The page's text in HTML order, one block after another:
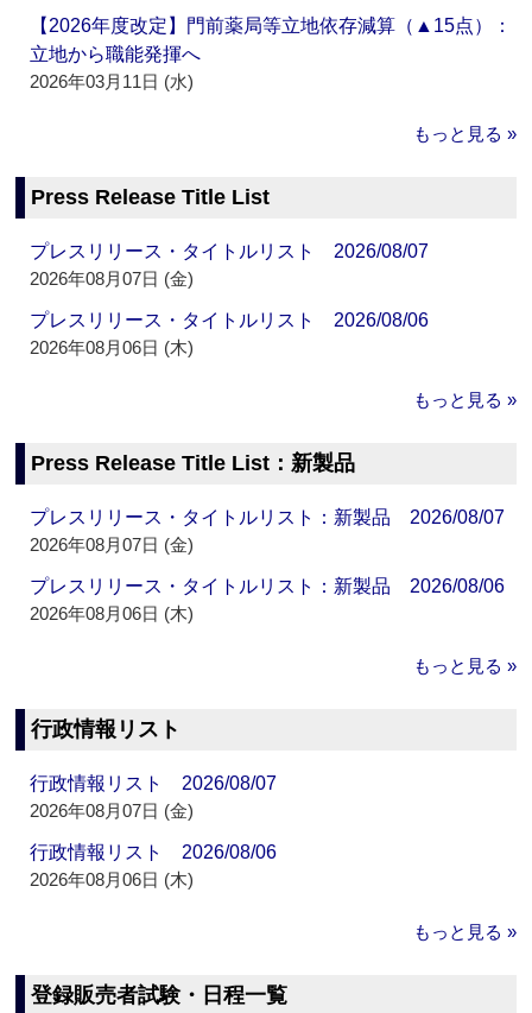
【2026年度改定】門前薬局等立地依存減算（▲15点）：
立地から職能発揮へ
2026年03月11日 (水)
もっと見る »
Press Release Title List
プレスリリース・タイトルリスト 2026/08/07
2026年08月07日 (金)
プレスリリース・タイトルリスト 2026/08/06
2026年08月06日 (木)
もっと見る »
Press Release Title List：新製品
プレスリリース・タイトルリスト：新製品 2026/08/07
2026年08月07日 (金)
プレスリリース・タイトルリスト：新製品 2026/08/06
2026年08月06日 (木)
もっと見る »
行政情報リスト
行政情報リスト 2026/08/07
2026年08月07日 (金)
行政情報リスト 2026/08/06
2026年08月06日 (木)
もっと見る »
登録販売者試験・日程一覧